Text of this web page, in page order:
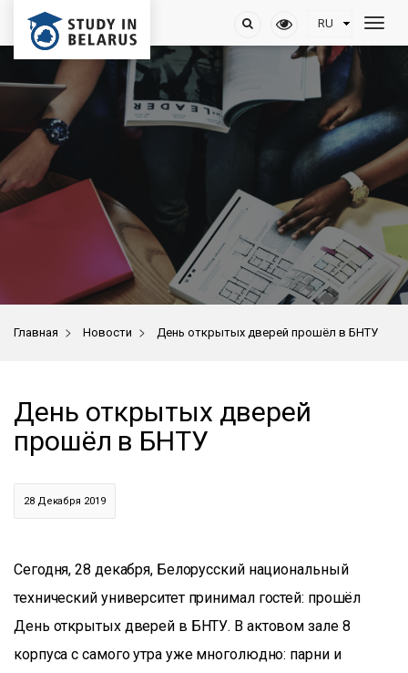
Главная > Новости > День открытых дверей прошёл в БНТУ
День открытых дверей
прошёл в БНТУ
28 Декабря 2019
Сегодня, 28 декабря, Белорусский национальный
технический университет принимал гостей: прошёл
День открытых дверей в БНТУ. В актовом зале 8
корпуса с самого утра уже многолюдно: парни и